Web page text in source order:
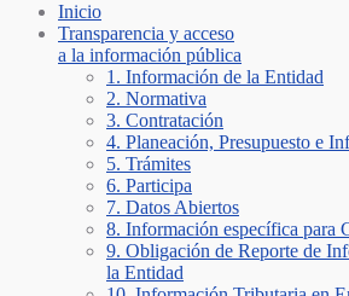
Inicio
Transparencia y acceso
a la información pública
1. Información de la Entidad
2. Normativa
3. Contratación
4. Planeación, Presupuesto e
5. Trámites
6. Participa
7. Datos Abiertos
8. Información específica para
9. Obligación de Reporte de
la Entidad